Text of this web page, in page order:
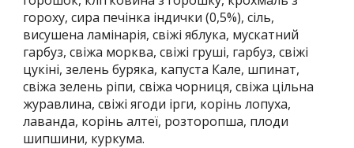
гороху, сира печінка індички (0,5%), сіль,
висушена ламінарія, свіжі яблука, мускатний
гарбуз, свіжа морква, свіжі груші, гарбуз, свіжі
цукіні, зелень буряка, капуста Кале, шпинат,
свіжа зелень ріпи, свіжа чорниця, свіжа цільна
журавлина, свіжі ягоди ірги, корінь лопуха,
лаванда, корінь алтеї, розторопша, плоди
шипшини, куркума.